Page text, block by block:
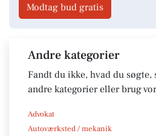
Modtag bud gratis
Andre kategorier
Fandt du ikke, hvad du søgte,
andre kategorier eller brug
Advokat
Autoværksted / mekanik